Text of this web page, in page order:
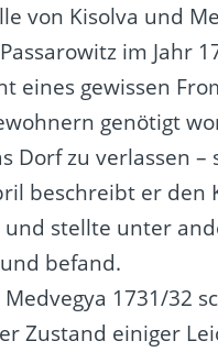
von Kisolva und
im Jahr
eines gewissen
genötigt
Dorf zu verlassen
beschreibt er
stellte unter
befand.
1731/32
Zustand einiger